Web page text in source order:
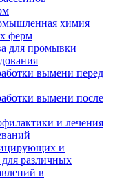
химия
ферм
для промывки
вымени перед
вымени после
и лечения
и
различных
в